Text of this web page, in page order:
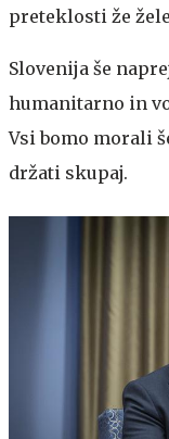
preteklosti že
Slovenija še
humanitarno in
Vsi bomo morali
držati skupaj.